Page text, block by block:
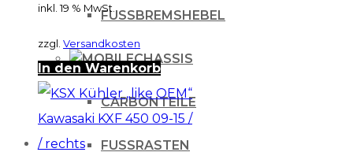
FUSSBREMSHEBEL
CHASSIS
CARBONTEILE
FUSSRASTEN
inkl. 19 % MwSt.
zzgl. Versandkosten
In den Warenkorb